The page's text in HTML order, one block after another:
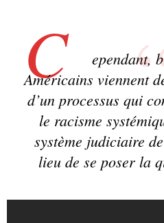
C
ependant,
Américains viennent
d’un processus qui
le racisme
système judiciaire
lieu de se poser la